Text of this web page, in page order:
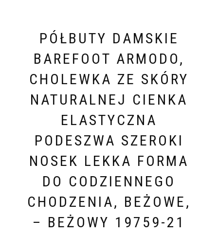
PÓŁBUTY DAMSKIE
BAREFOOT ARMODO,
CHOLEWKA ZE SKÓRY
NATURALNEJ CIENKA
ELASTYCZNA
PODESZWA SZEROKI
NOSEK LEKKA FORMA
DO CODZIENNEGO
CHODZENIA, BEŻOWE,
– BEŻOWY 19759-21